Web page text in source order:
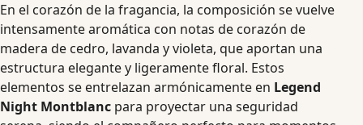
En el corazón de la fragancia, la composición se vuelve
intensamente aromática con notas de corazón de
madera de cedro, lavanda y violeta, que aportan una
estructura elegante y ligeramente floral. Estos
elementos se entrelazan armónicamente en Legend
Night Montblanc para proyectar una seguridad